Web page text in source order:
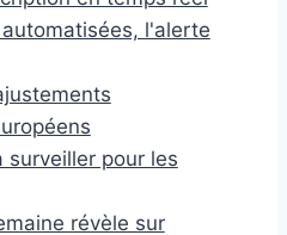
l'alerte
surveiller pour les
révèle sur